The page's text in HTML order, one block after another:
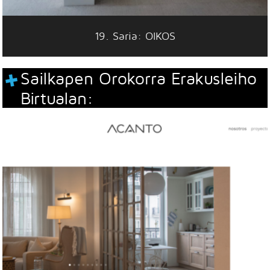
19. Saria: OIKOS
Sailkapen Orokorra Erakusleiho
Birtualan: